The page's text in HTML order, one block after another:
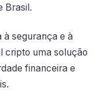
Brasil.
segurança e à
cripto uma solução
financeira e